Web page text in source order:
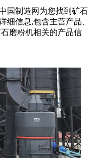
国制造网为您找到矿石
细信息,包含主营产品、
磨粉机相关的产品信